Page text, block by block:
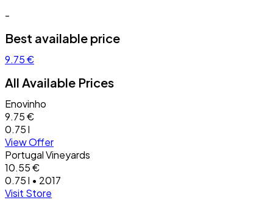
-
Best available price
9.75 €
All Available Prices
Enovinho
9.75 €
0.75 l
View Offer
Portugal Vineyards
10.55 €
0.75 l • 2017
Visit Store